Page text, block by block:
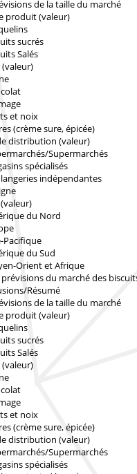
de la taille du marché
produit (valeur)
sucrés
Salés
(valeur)
et noix
(crème sure, épicée)
distribution (valeur)
Supermarchés
spécialisés
indépendantes
du Nord
Pacifique
du Sud
Orient et Afrique
du marché des
Résumé
de la taille du marché
produit (valeur)
sucrés
Salés
(valeur)
et noix
(crème sure, épicée)
distribution (valeur)
Supermarchés
spécialisés